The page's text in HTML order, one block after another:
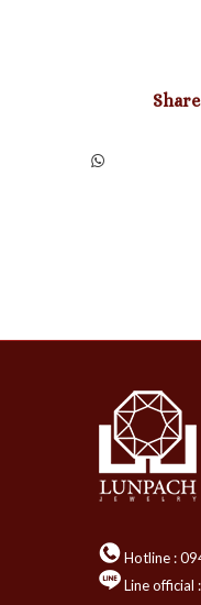
Share
Hotline :
Line official